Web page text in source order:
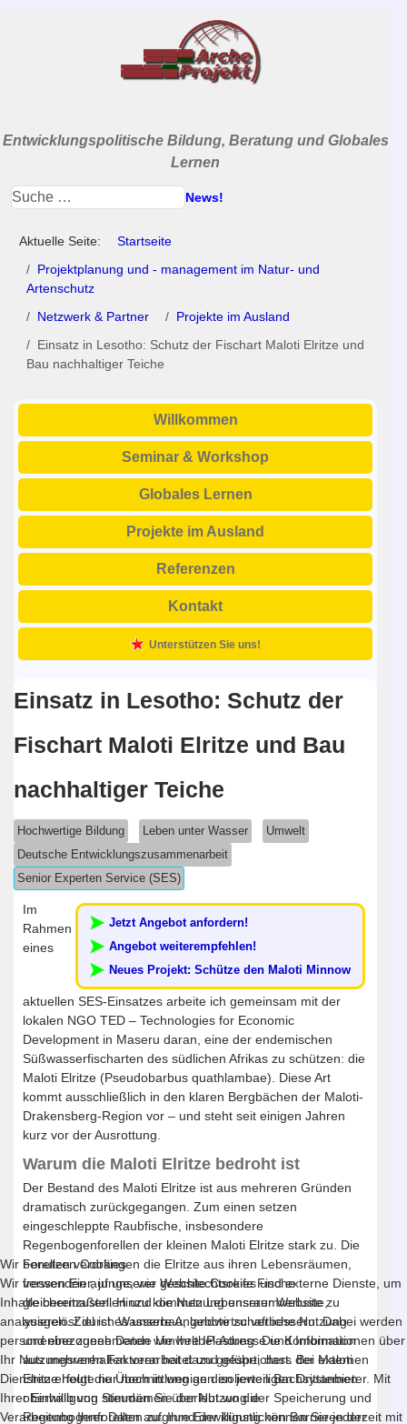
Entwicklungspolitische Bildung, Beratung und Globales
Lernen
News!
Aktuelle Seite:
Startseite
Projektplanung und - management im Natur- und
Artenschutz
Netzwerk & Partner
Projekte im Ausland
Einsatz in Lesotho: Schutz der Fischart Maloti Elritze und
Bau nachhaltiger Teiche
Willkommen
Seminar & Workshop
Globales Lernen
Projekte im Ausland
Referenzen
Kontakt
Unterstützen Sie uns!
Einsatz in Lesotho: Schutz der
Fischart Maloti Elritze und Bau
nachhaltiger Teiche
Hochwertige Bildung Leben unter Wasser
Umwelt
Deutsche Entwicklungszusammenarbeit
Senior Experten Service (SES)
Jetzt Angebot anfordern!
Angebot weiterempfehlen!
Neues Projekt: Schütze den Maloti Minnow
Im
Rahmen
eines
aktuellen SES-Einsatzes arbeite ich gemeinsam mit der
lokalen NGO TED – Technologies for Economic
Development in Maseru daran, eine der endemischen
Süßwasserfischarten des südlichen Afrikas zu schützen: die
Maloti Elritze (Pseudobarbus quathlambae). Diese Art
kommt ausschließlich in den klaren Bergbächen der Maloti-
Drakensberg-Region vor – und steht seit einigen Jahren
kurz vor der Ausrottung.
Warum die Maloti Elritze bedroht ist
Der Bestand des Maloti Elritze ist aus mehreren Gründen
dramatisch zurückgegangen. Zum einen setzen
eingeschleppte Raubfische, insbesondere
Regenbogenforellen der kleinen Maloti Elritze stark zu. Die
Forellen verdrängen die Elritze aus ihren Lebensräumen,
fressen Eier, junge, wie geschlechtsreife Fische
gleichermaßen. Hinzu kommen Lebensraumverluste,
ausgelöst durch Wasserbau, landwirtschaftliche Nutzung
und eine zunehmende Umweltbelastung. Die Kombination
aus mehreren Faktoren hat dazu geführt, dass der Maloti
Elritze heute nur noch in wenigen isolierten Bachsystemen
oberhalb von Steudämen überlebt wo die
Regenbogenforellen aufgrund der künstlichen Barrieren der
Wir benutzen Cookies
Wir verwenden auf unserer Website Cookies und externe Dienste, um
Inhalte bereitzustellen und die Nutzung unserer Website zu
analysieren. Ziel ist es unsere Angebote zu verbessern. Dabei werden
personenbezogene Daten wie Ihre IP-Adresse und Informationen über
Ihr Nutzungsverhalten verarbeitet und gespeichert. Bei externen
Diensten erfolgt die Übermittlung an den jeweiligen Drittanbieter. Mit
Ihrer Einwilligung stimmen Sie der Nutzung der Speicherung und
Verarbeitung Ihrer Daten zu. Ihre Einwilligung können Sie jederzeit mit